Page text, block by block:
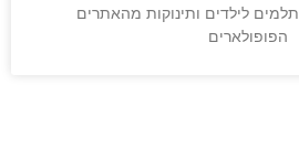
לילדים ותינוקות מהאתרים
הפופולארים